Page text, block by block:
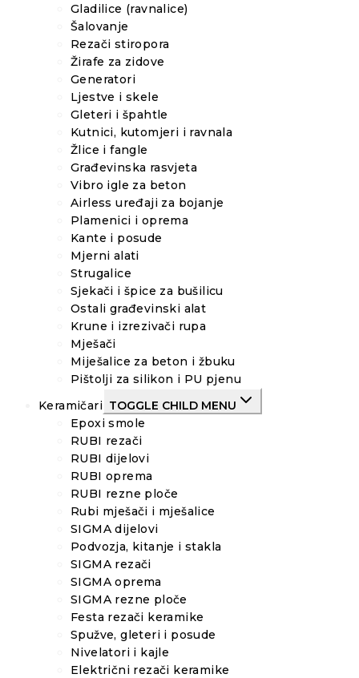
Gladilice (ravnalice)
Šalovanje
Rezači stiropora
Žirafe za zidove
Generatori
Ljestve i skele
Gleteri i špahtle
Kutnici, kutomjeri i ravnala
Žlice i fangle
Građevinska rasvjeta
Vibro igle za beton
Airless uređaji za bojanje
Plamenici i oprema
Kante i posude
Mjerni alati
Strugalice
Sjekači i špice za bušilicu
Ostali građevinski alat
Krune i izrezivači rupa
Mješači
Miješalice za beton i žbuku
Pištolji za silikon i PU pjenu
Keramičari TOGGLE CHILD MENU
Epoxi smole
RUBI rezači
RUBI dijelovi
RUBI oprema
RUBI rezne ploče
Rubi mješači i mješalice
SIGMA dijelovi
Podvozja, kitanje i stakla
SIGMA rezači
SIGMA oprema
SIGMA rezne ploče
Festa rezači keramike
Spužve, gleteri i posude
Nivelatori i kajle
Električni rezači keramike